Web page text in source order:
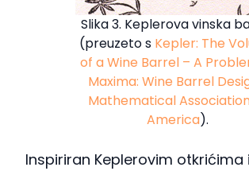
Slika 3. Keplerova vinska
(preuzeto s Kepler: The
of a Wine Barrel – A
Maxima: Wine Barrel
Mathematical
America).
Inspiriran Keplerovim